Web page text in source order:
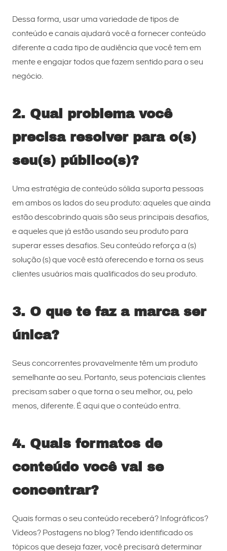
Dessa forma, usar uma variedade de tipos de
conteúdo e canais ajudará você a fornecer conteúdo
diferente a cada tipo de audiência que você tem em
mente e engajar todos que fazem sentido para o seu
negócio.
2. Qual problema você
precisa resolver para o(s)
seu(s) público(s)?
Uma estratégia de conteúdo sólida suporta pessoas
em ambos os lados do seu produto: aqueles que ainda
estão descobrindo quais são seus principais desafios,
e aqueles que já estão usando seu produto para
superar esses desafios. Seu conteúdo reforça a (s)
solução (s) que você está oferecendo e torna os seus
clientes usuários mais qualificados do seu produto.
3. O que te faz a marca ser
única?
Seus concorrentes provavelmente têm um produto
semelhante ao seu. Portanto, seus potenciais clientes
precisam saber o que torna o seu melhor, ou, pelo
menos, diferente. É aqui que o conteúdo entra.
4. Quais formatos de
conteúdo você vai se
concentrar?
Quais formas o seu conteúdo receberá? Infográficos?
Vídeos? Postagens no blog? Tendo identificado os
tópicos que deseja fazer, você precisará determinar